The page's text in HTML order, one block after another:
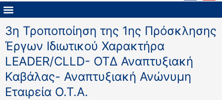
3η Τροποποίηση της 1ης Πρόσκλησης
Έργων Ιδιωτικού Χαρακτήρα
LEADER/CLLD- ΟΤΔ Αναπτυξιακή
Καβάλας- Αναπτυξιακή Ανώνυμη
Εταιρεία Ο.Τ.Α.